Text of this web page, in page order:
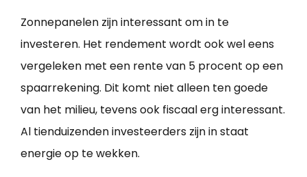
Zonnepanelen zijn interessant om in te
investeren. Het rendement wordt ook wel eens
vergeleken met een rente van 5 procent op een
spaarrekening. Dit komt niet alleen ten goede
van het milieu, tevens ook fiscaal erg interessant.
Al tienduizenden investeerders zijn in staat
energie op te wekken.